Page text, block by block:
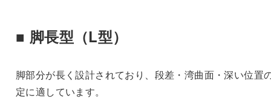
■ 脚長型（L型）
脚部分が長く設計されており、段差・湾曲面・深い位置
定に適しています。